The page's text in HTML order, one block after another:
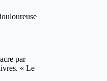
par
« Le